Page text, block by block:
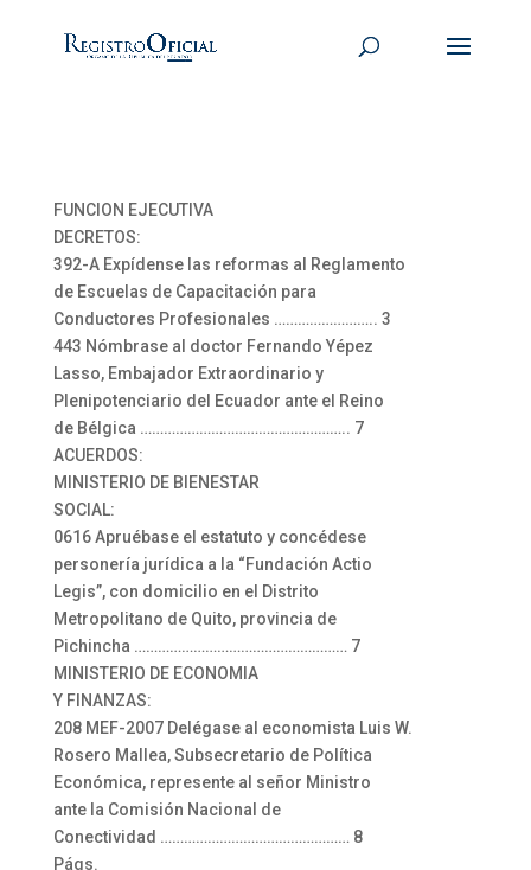
FUNCION EJECUTIVA
DECRETOS:
392-A Expídense las reformas al Reglamento
de Escuelas de Capacitación para
Conductores Profesionales …………………….. 3
443 Nómbrase al doctor Fernando Yépez
Lasso, Embajador Extraordinario y
Plenipotenciario del Ecuador ante el Reino
de Bélgica …………………………………………….. 7
ACUERDOS:
MINISTERIO DE BIENESTAR
SOCIAL:
0616 Apruébase el estatuto y concédese
personería jurídica a la “Fundación Actio
Legis”, con domicilio en el Distrito
Metropolitano de Quito, provincia de
Pichincha ……………………………………………… 7
MINISTERIO DE ECONOMIA
Y FINANZAS:
208 MEF-2007 Delégase al economista Luis W.
Rosero Mallea, Subsecretario de Política
Económica, represente al señor Ministro
ante la Comisión Nacional de
Conectividad ………………………………………… 8
Págs.